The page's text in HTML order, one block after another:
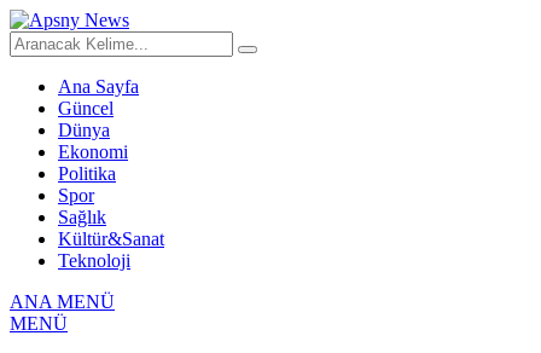
Ana Sayfa
Güncel
Dünya
Ekonomi
Politika
Spor
Sağlık
Kültür&Sanat
Teknoloji
ANA MENÜ
MENÜ